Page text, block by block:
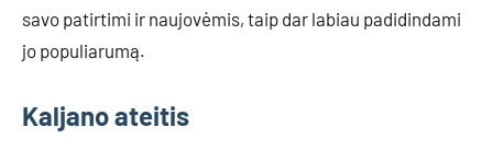
savo patirtimi ir naujovėmis, taip dar labiau padidindami
jo populiarumą.
Kaljano ateitis